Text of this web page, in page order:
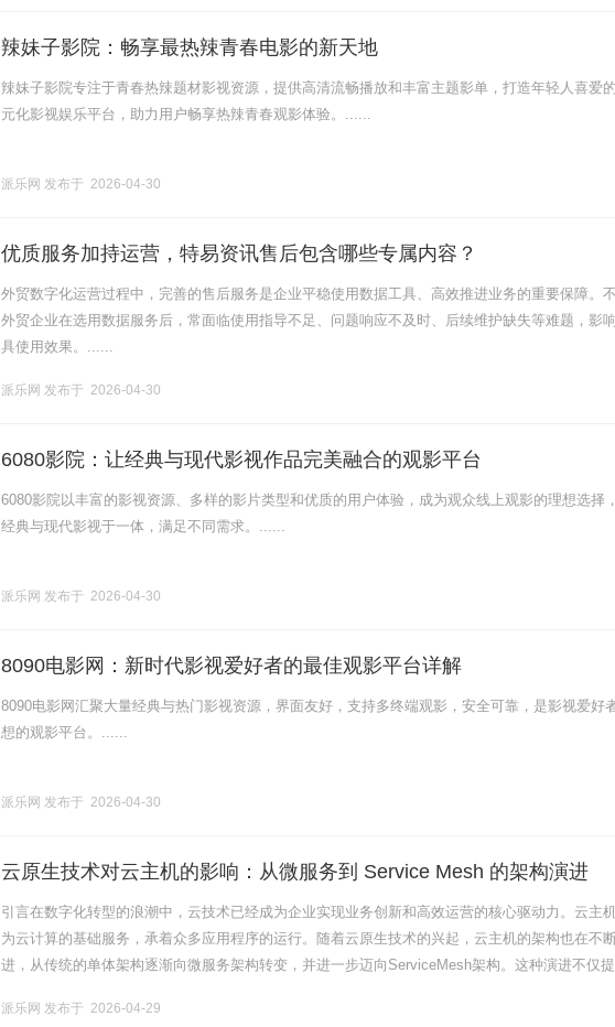
辣妹子影院：畅享最热辣青春电影的新天地
辣妹子影院专注于青春热辣题材影视资源，提供高清流畅播放和丰富主题影单，打造年轻人喜爱
元化影视娱乐平台，助力用户畅享热辣青春观影体验。......
派乐网 发布于 2026-04-30
优质服务加持运营，特易资讯售后包含哪些专属内容？
外贸数字化运营过程中，完善的售后服务是企业平稳使用数据工具、高效推进业务的重要保障。
外贸企业在选用数据服务后，常面临使用指导不足、问题响应不及时、后续维护缺失等难题，影
具使用效果。......
派乐网 发布于 2026-04-30
6080影院：让经典与现代影视作品完美融合的观影平台
6080影院以丰富的影视资源、多样的影片类型和优质的用户体验，成为观众线上观影的理想选择
经典与现代影视于一体，满足不同需求。......
派乐网 发布于 2026-04-30
8090电影网：新时代影视爱好者的最佳观影平台详解
8090电影网汇聚大量经典与热门影视资源，界面友好，支持多终端观影，安全可靠，是影视爱好
想的观影平台。......
派乐网 发布于 2026-04-30
云原生技术对云主机的影响：从微服务到 Service Mesh 的架构演进
引言在数字化转型的浪潮中，云技术已经成为企业实现业务创新和高效运营的核心驱动力。云主
为云计算的基础服务，承着众多应用程序的运行。随着云原生技术的兴起，云主机的架构也在不
进，从传统的单体架构逐渐向微服务架构转变，并进一步迈向ServiceMesh架构。这种演进不仅
术.........
派乐网 发布于 2026-04-29